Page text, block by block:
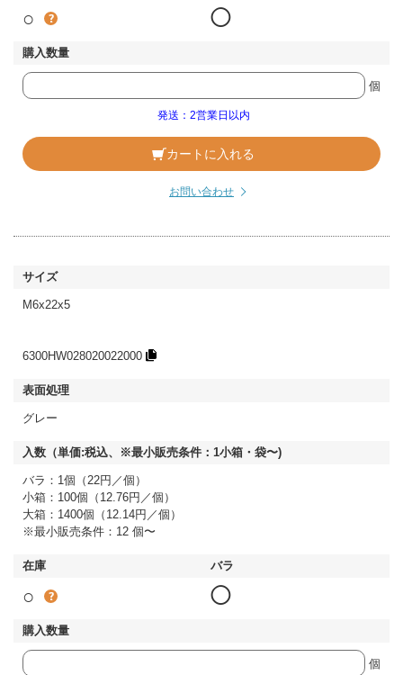
○ ◯
個
発送：2営業日以内
カートに入れる
お問い合わせ
M6x22x5
6300HW028020022000
グレー
バラ：1個（22円／個）
小箱：100個（12.76円／個）
大箱：1400個（12.14円／個）
※最小販売条件：12 個〜
○ ◯
個